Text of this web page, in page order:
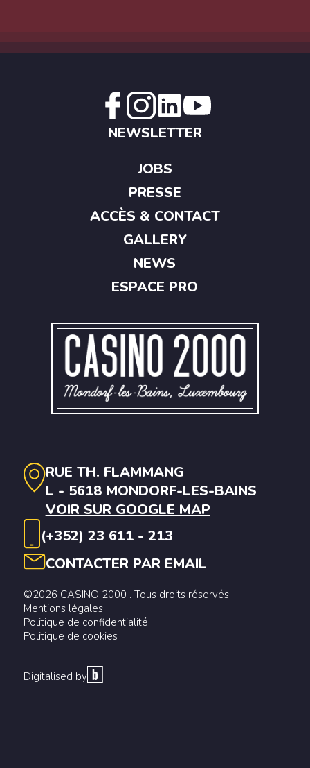
RUE TH. FLAMMANG
L - 5618 MONDORF-LES-BAINS
VOIR SUR GOOGLE MAP
(+352) 23 611 - 213
CONTACTER PAR EMAIL
©2026 CASINO 2000 . Tous droits réservés
Mentions légales
Politique de confidentialité
Politique de cookies
Digitalised by
NEWSLETTER
JOBS
PRESSE
ACCÈS & CONTACT
GALLERY
NEWS
ESPACE PRO